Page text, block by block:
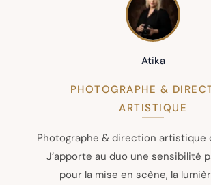
Atika
PHOTOGRAPHE &
ARTISTIQUE
Photographe & direction artistique
J’apporte au duo une sensibilité
pour la mise en scène, la